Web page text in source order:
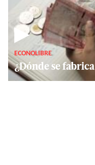
▶
ECONOLIBRE
¿Dónde se